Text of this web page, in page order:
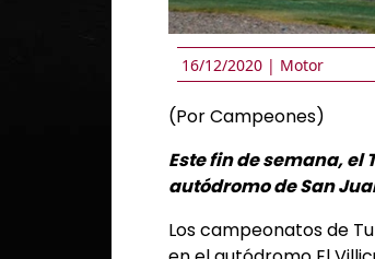
16/12/2020 | Motor
(Por Campeones)
Este fin de semana, el
autódromo de San
Los campeonatos de